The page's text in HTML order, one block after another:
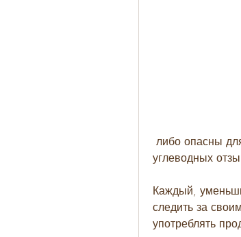
углеводных
Каждый,
следить за
употреблять